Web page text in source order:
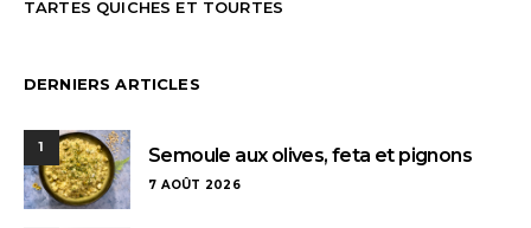
TARTES QUICHES ET TOURTES
DERNIERS ARTICLES
1 Semoule aux olives, feta et pignons
7 AOÛT 2026